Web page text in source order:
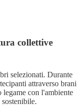
collettive
selezionati. Durante
attraverso brani
con l'ambiente